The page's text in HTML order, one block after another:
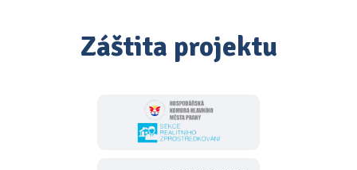
Záštita projektu